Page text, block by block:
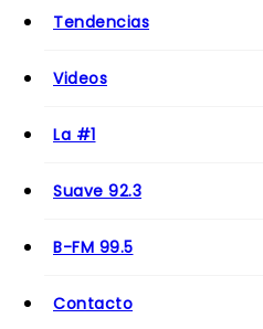
Tendencias
Videos
La #1
Suave 92.3
B-FM 99.5
Contacto